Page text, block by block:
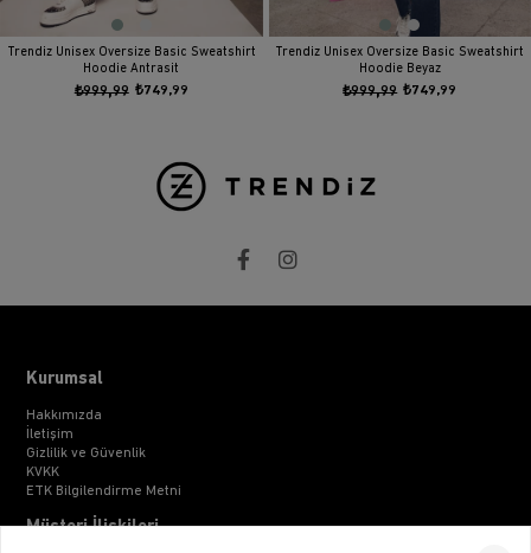
Trendiz Unisex Oversize Basic Sweatshirt
Hoodie Antrasit
₺749,99
₺999,99
Trendiz Unisex Oversize Basic Sweatshirt
Hoodie Beyaz
₺749,99
₺999,99
Kurumsal
Hakkımızda
İletişim
Gizlilik ve Güvenlik
KVKK
ETK Bilgilendirme Metni
Müşteri İlişkileri